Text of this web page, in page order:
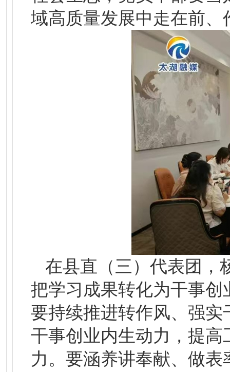
域高质量发展中走在前、
在县直（三）代表团，
把学习成果转化为干事
要持续推进转作风、强
干事创业内生动力，提
力。要涵养讲奉献、做